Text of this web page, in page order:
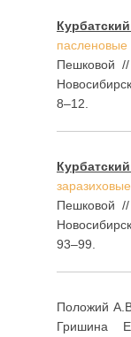
пасленовые
Пешковой //
8–12.
заразиховые
Пешковой //
93–99.
Положий
Гришина